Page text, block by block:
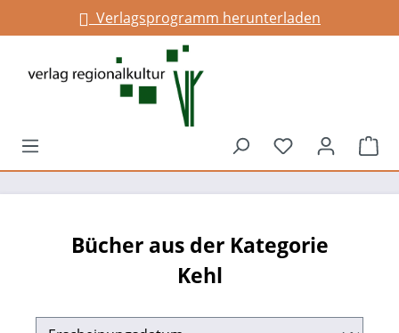
springenVerlagsprogramm herunterladen
Du hast 0
Bücher aus der Kategorie
Kehl